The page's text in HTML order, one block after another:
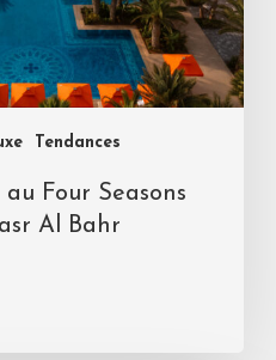
Tendances
Four Seasons
Al Bahr